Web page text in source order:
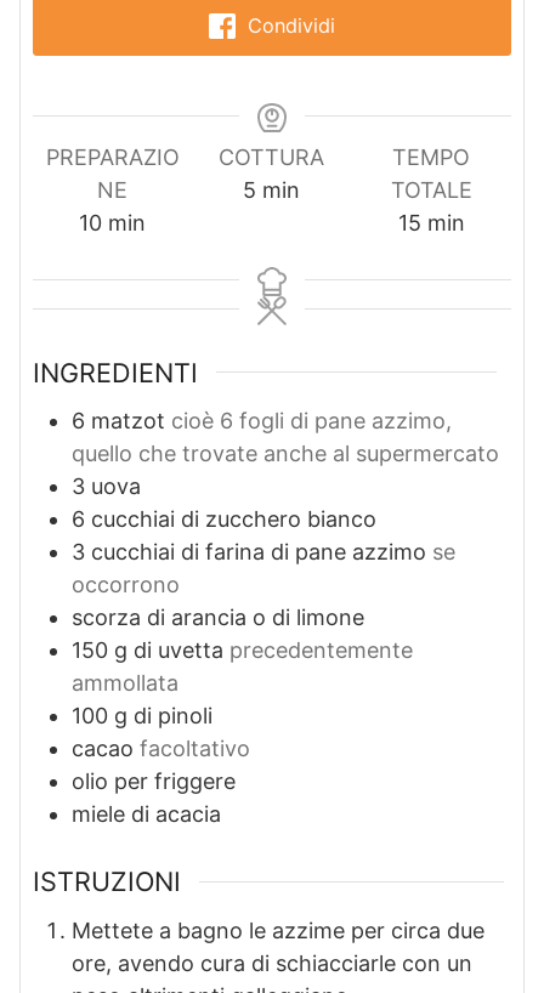
Condividi
PREPARAZIO
NE
10m
n
i
min
COTTURA
5 m
u
t
min
TEMPO
TOTALE
15m
n
min
INGREDIENTI
6 matzot cioè 6 fogli di pane azzimo,
quello che trovate anche al supermercato
3 uova
6 cucchiai di zucchero bianco
3 cucchiai di farina di pane azzimo se
occorrono
scorza di arancia o di limone
150 g di uvetta precedentemente
ammollata
100 g di pinoli
cacao facoltativo
olio per friggere
miele di acacia
ISTRUZIONI
Mettete a bagno le azzime per circa due
ore, avendo cura di schiacciarle con un